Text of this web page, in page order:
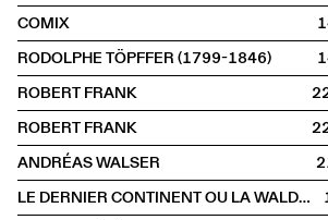
COMIX
RODOLPHE TÖPFFER (1799-1846)
ROBERT FRANK
ROBERT FRANK
ANDRÉAS WALSER
LE DERNIER CONTINENT OU LA WALDAU, ASILE DE L'ART